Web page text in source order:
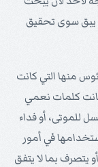
يبق سوى تحقيق
منها التي كانت
كلمات نعمي
للموتى، أو فداء
في أمور
بما لا يتفق